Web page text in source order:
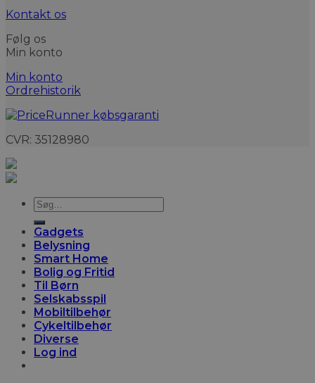
Kontakt os
Følg os
Min konto
Min konto
Ordrehistorik
CVR: 35128980
Søg
Gadgets
Belysning
Smart Home
Bolig og Fritid
Til Børn
Selskabsspil
Mobiltilbehør
Cykeltilbehør
Diverse
Log ind